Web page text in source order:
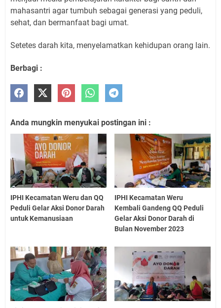
mahasantri agar tumbuh sebagai generasi yang peduli,
sehat, dan bermanfaat bagi umat.
Setetes darah kita, menyelamatkan kehidupan orang lain.
Berbagi :
Anda mungkin menyukai postingan ini :
IPHI Kecamatan Weru dan QQ
Peduli Gelar Aksi Donor Darah
untuk Kemanusiaan
IPHI Kecamatan Weru
Kembali Gandeng QQ Peduli
Gelar Aksi Donor Darah di
Bulan November 2023